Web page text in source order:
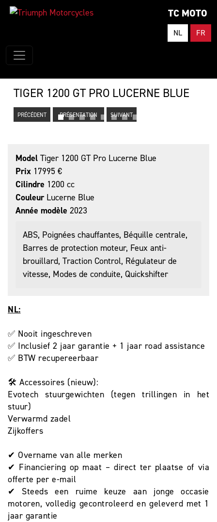
TC MOTO
NL FR
TIGER 1200 GT PRO LUCERNE BLUE
PRÉCÉDENT PRÉSENTATION SUIVANT
Model Tiger 1200 GT Pro Lucerne Blue
Prix 17995 €
Cilindre 1200 cc
CouleurLucerne Blue
Année modèle 2023
ABS, Poignées chauffantes, Béquille centrale,
Barres de protection moteur, Feux anti-
brouillard, Traction Control, Régulateur de
vitesse, Modes de conduite, Quickshifter
NL:
✅ Nooit ingeschreven
✅ Inclusief 2 jaar garantie + 1 jaar road assistance
✅ BTW recupereerbaar
🛠️ Accessoires (nieuw):
Evotech stuurgewichten (tegen trillingen in het
stuur)
Verwarmd zadel
Zijkoffers
✔ Overname van alle merken
✔ Financiering op maat – direct ter plaatse of via
offerte per e-mail
✔ Steeds een ruime keuze aan jonge occasie
motoren, volledig gecontroleerd en geleverd met 1
jaar garantie